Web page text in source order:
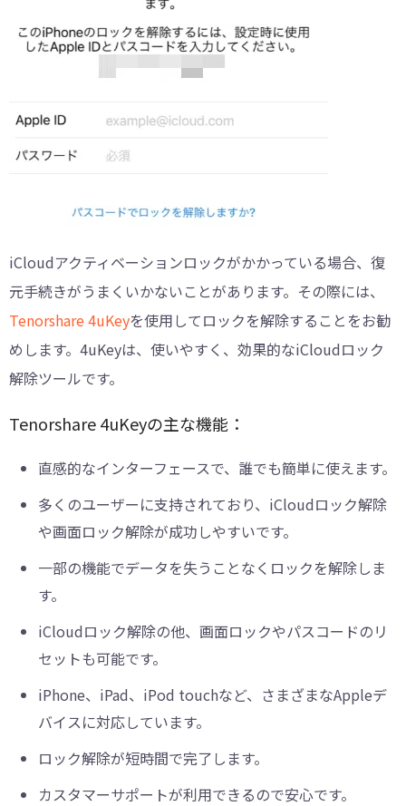
iCloudアクティベーションロックがかかっている場合、復
元手続きがうまくいかないことがあります。その際には、
Tenorshare 4uKeyを使用してロックを解除することをお勧
めします。4uKeyは、使いやすく、効果的なiCloudロック
解除ツールです。
Tenorshare 4uKeyの主な機能：
直感的なインターフェースで、誰でも簡単に使えます。
多くのユーザーに支持されており、iCloudロック解除
や画面ロック解除が成功しやすいです。
一部の機能でデータを失うことなくロックを解除しま
す。
iCloudロック解除の他、画面ロックやパスコードのリ
セットも可能です。
iPhone、iPad、iPod touchなど、さまざまなAppleデ
バイスに対応しています。
ロック解除が短時間で完了します。
カスタマーサポートが利用できるので安心です。